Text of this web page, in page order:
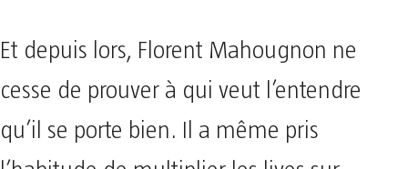
Et depuis lors, Florent Mahougnon ne
cesse de prouver à qui veut l’entendre
qu’il se porte bien. Il a même pris